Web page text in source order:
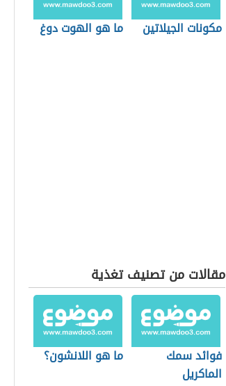
مكونات الجيلاتين ما هو الهوت دوغ
مقالات من تصنيف تغذية
فوائد سمك
الماكريل
ما هو اللانشون؟